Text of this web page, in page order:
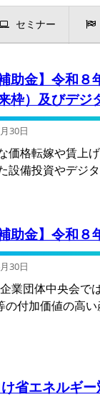
セミナー
助金】令和
枠）及びデジ
30日
価格転嫁や賃上
設備投資やデ
補助金】令和
30日
業団体中央会で
付加価値の高
省エネルギ